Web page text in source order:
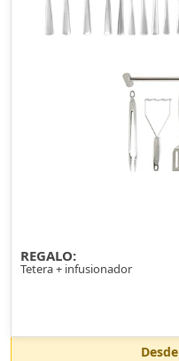
REGALO:
Tetera + infusionador
Desde